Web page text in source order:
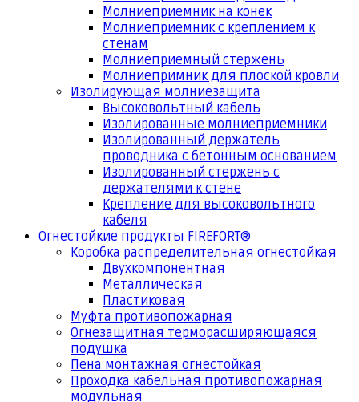
Молниеприемник на конек
Молниеприемник с креплением к
стенам
Молниеприемный стержень
Молниепримник для плоской кровли
Изолирующая молниезащита
Высоковольтный кабель
Изолированные молниеприемники
Изолированный держатель
проводника с бетонным основанием
Изолированный стержень с
держателями к стене
Крепление для высоковольтного
кабеля
Огнестойкие продукты FIREFORT®
Коробка распределительная огнестойкая
Двухкомпонентная
Металлическая
Пластиковая
Муфта противопожарная
Огнезащитная терморасширяющаяся
подушка
Пена монтажная огнестойкая
Проходка кабельная противопожарная
модульная